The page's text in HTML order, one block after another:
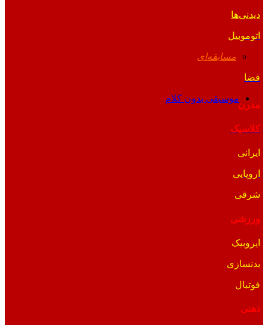
دیدنی‌ها
اتوموبیل
مسابقه‌ای
فضا
موسیقی بدون کلام
مدرن
کلاسیک
ایرانی
اروپایی
شرقی
ورزشی
ایروبیک
بدنسازی
فوتبال
ذهنی